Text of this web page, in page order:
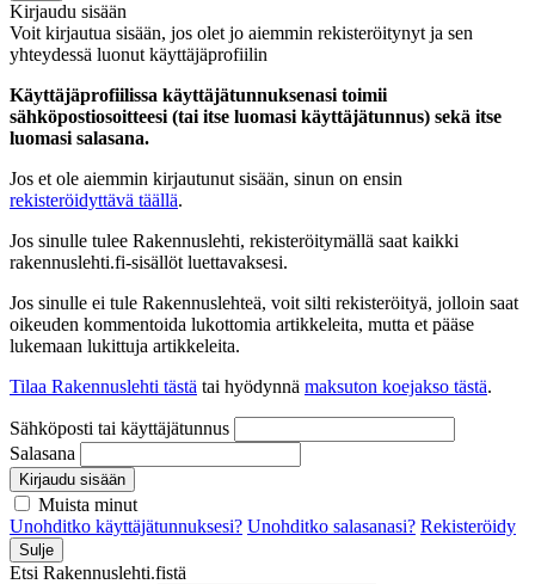
Kirjaudu sisään
Voit kirjautua sisään, jos olet jo aiemmin rekisteröitynyt ja sen
yhteydessä luonut käyttäjäprofiilin
Käyttäjäprofiilissa käyttäjätunnuksenasi toimii
sähköpostiosoitteesi (tai itse luomasi käyttäjätunnus) sekä itse
luomasi salasana.
Jos et ole aiemmin kirjautunut sisään, sinun on ensin
rekisteröidyttävä täällä.
Jos sinulle tulee Rakennuslehti, rekisteröitymällä saat kaikki
rakennuslehti.fi-sisällöt luettavaksesi.
Jos sinulle ei tule Rakennuslehteä, voit silti rekisteröityä, jolloin saat
oikeuden kommentoida lukottomia artikkeleita, mutta et pääse
lukemaan lukittuja artikkeleita.
Tilaa Rakennuslehti tästä tai hyödynnä maksuton koejakso tästä.
Sähköposti tai käyttäjätunnus
Salasana
Kirjaudu sisään
Muista minut
Unohditko käyttäjätunnuksesi? Unohditko salasanasi? Rekisteröidy
Sulje
Etsi Rakennuslehti.fistä